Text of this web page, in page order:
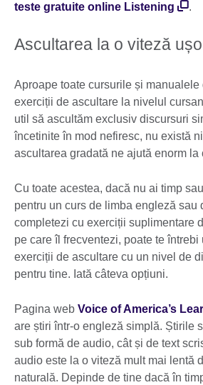
teste gratuite online Listening
.
Ascultarea la o viteză
Aproape toate cursurile și manualele
exerciții de ascultare la nivelul
util să ascultăm exclusiv discursuri
încetinite în mod nefiresc, nu există
ascultarea gradată ne ajută enorm la
Cu toate acestea, dacă nu ai timp
pentru un curs de limba engleză sau
completezi cu exerciții suplimentare
pe care îl frecventezi, poate te
exerciții de ascultare cu un nivel de
pentru tine. Iată câteva opțiuni.
Pagina web Voice of America’s
are știri într-o engleză simplă. Știrile
sub formă de audio, cât și de text
audio este la o viteză mult mai lentă
naturală. Depinde de tine dacă în